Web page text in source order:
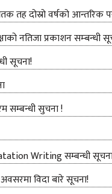
तह दोस्रो वर्षको आन्‍तरिक
नतिजा प्रकाशन सम्‍बन्‍धी
सूचना!
सम्बन्धी सुचना !
Writing सम्बन्‍धी
विदा बारे सूचना!